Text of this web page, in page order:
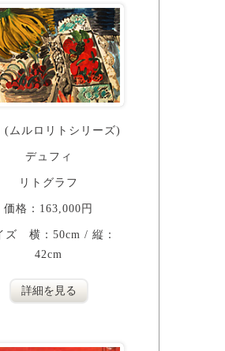
(ムルロリトシリーズ)
デュフィ
リトグラフ
価格：163,000円
ズ 横：50cm / 縦：
42cm
詳細を見る